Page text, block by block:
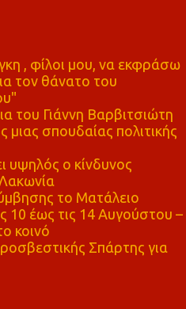
, φίλοι μου, να εκφράσω
τον θάνατο του
του Γιάννη Βαρβιτσιώτη
μιας σπουδαίας πολιτικής
ο κίνδυνος
το Ματάλειο
10 έως τις 14 Αυγούστου –
κοινό
Σπάρτης για